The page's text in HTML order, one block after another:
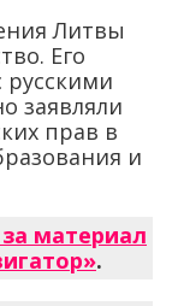
Литвы
Его
русскими
заявляли
прав в
и
материал
.